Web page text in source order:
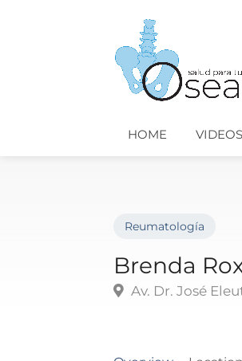
HOME VIDEOS
Reumatología
Brenda
Av. Dr. José